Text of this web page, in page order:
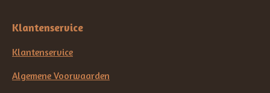
Klantenservice
Klantenservice
Algemene Voorwaarden